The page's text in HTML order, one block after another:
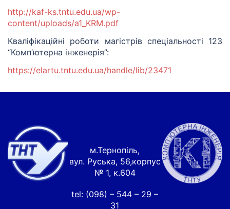
http://kaf-ks.tntu.edu.ua/wp-
content/uploads/a1_KRM.pdf
Кваліфікаційні роботи магістрів спеціальності 123
“Комп’ютерна інженерія”:
https://elartu.tntu.edu.ua/handle/lib/23471
м.Тернопіль,
вул. Руська, 56,корпус
№ 1, к.604
tel: (098) – 544 – 29 –
31